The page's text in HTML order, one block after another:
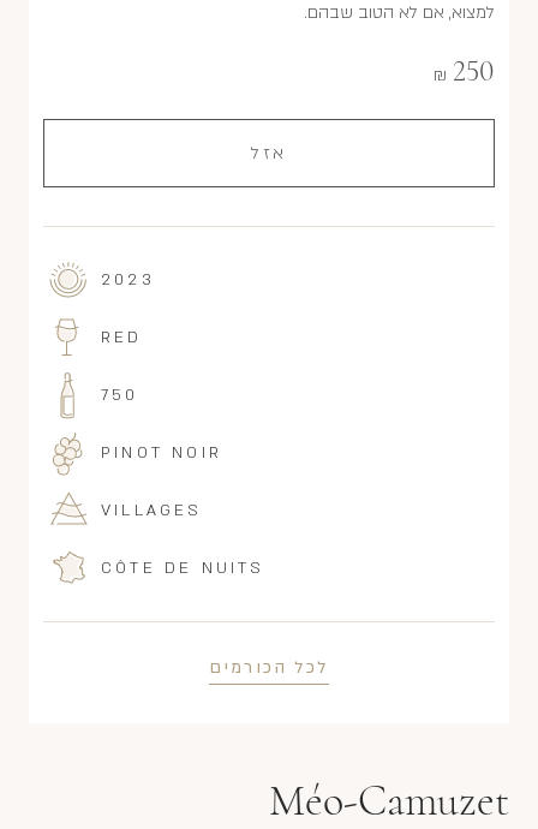
למצוא, אם לא הטוב שבהם.
250
₪
אזל
2023
RED
750
PINOT NOIR
VILLAGES
CÔTE DE NUITS
לכל הכורמים
Méo-Camuzet